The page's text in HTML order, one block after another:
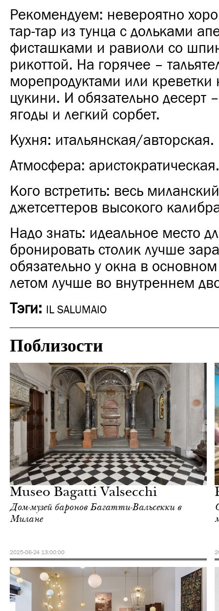
Рекомендуем: невероятно
тар-тар из тунца с дольками
фисташками и равиоли со
рикоттой. На горячее –
морепродуктами или креветки
цукини. И обязательно десерт
ягоды и легкий сорбет.
Кухня: итальянская/авторская.
Атмосфера:
Кого встретить: весь
джетсеттеров высокого
Надо знать: идеальное место
бронировать столик лучше
обязательно у окна в основном
летом лучше во внутреннем
Тэги: IL SALUMAIO
Поблизости
Museo Bagatti Valsecchi
Дом-музей баронов Багатти-Вальсекки в
Милане
2025-06-24 13:00:00